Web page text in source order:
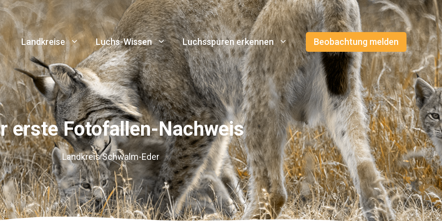
Landkreise Luchs-Wissen Luchsspuren erkennen Beobachtung melden
erste Fotofallen-Nachweis
Landkreis Schwalm-Eder